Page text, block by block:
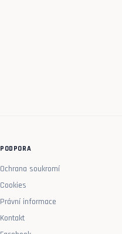
PODPORA
Ochrana soukromí
Cookies
Právní informace
Kontakt